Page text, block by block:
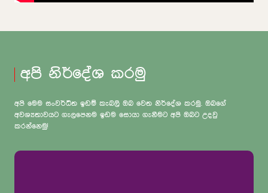
අපි නිර්දේශ කරමු
අපි මෙම සංවර්ධිත ඉඩම් කැබලි ඔබ වෙත නිර්දේශ කරමු. ඔබගේ
අවශ්‍යතාවයට ගැලපෙනම ඉඩම සොයා ගැනීමට අපි ඔබට උදවු
කරන්නෙමු!